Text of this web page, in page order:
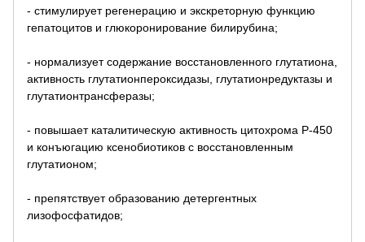
- стимулирует регенерацию и экскреторную функцию
гепатоцитов и глюкоронирование билирубина;
- нормализует содержание восстановленного глутатиона,
активность глутатионпероксидазы, глутатионредуктазы и
глутатионтрансферазы;
- повышает каталитическую активность цитохрома P-450
и конъюгацию ксенобиотиков с восстановленным
глутатионом;
- препятствует образованию детергентных
лизофосфатидов;